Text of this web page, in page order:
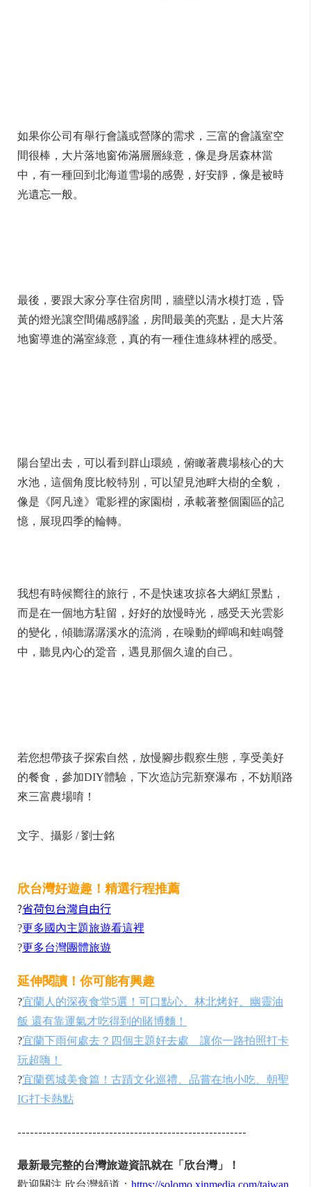
如果你公司有舉行會議或營隊的需求，三富的會議室空
間很棒，大片落地窗佈滿層層綠意，像是身居森林當
中，有一種回到北海道雪場的感覺，好安靜，像是被時
光遺忘一般。
最後，要跟大家分享住宿房間，牆壁以清水模打造，昏
黃的燈光讓空間備感靜謐，房間最美的亮點，是大片落
地窗導進的滿室綠意，真的有一種住進綠林裡的感受。
陽台望出去，可以看到群山環繞，俯瞰著農場核心的大
水池，這個角度比較特別，可以望見池畔大樹的全貌，
像是《阿凡達》電影裡的家園樹，承載著整個園區的記
憶，展現四季的輪轉。
我想有時候嚮往的旅行，不是快速攻掠各大網紅景點，
而是在一個地方駐留，好好的放慢時光，感受天光雲影
的變化，傾聽潺潺溪水的流淌，在噪動的蟬鳴和蛙鳴聲
中，聽見內心的跫音，遇見那個久違的自己。
若您想帶孩子探索自然，放慢腳步觀察生態，享受美好
的餐食，參加DIY體驗，下次造訪完新寮瀑布，不妨順路
來三富農場唷！
文字、攝影 / 劉士銘
欣台灣好遊趣！精選行程推薦
?省荷包台灣自由行
?更多國內主題旅遊看這裡
?更多台灣團體旅遊
延伸閱讀！你可能有興趣
?宜蘭人的深夜食堂5選！可口點心、林北烤好、幽靈油
飯 還有靠運氣才吃得到的賭博麵！
?宜蘭下雨何處去？四個主題好去處 讓你一路拍照打卡
玩超嗨！
?宜蘭舊城美食篇！古蹟文化巡禮、品嘗在地小吃、朝聖
IG打卡熱點
-------------------------------------------------------
最新最完整的台灣旅遊資訊就在「欣台灣」！
歡迎關注 欣台灣頻道： https://solomo.xinmedia.com/taiwan